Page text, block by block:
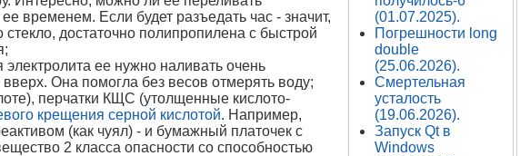
временем. Если будет разъедать час - значит,
достаточно полипропилена с быстрой
ее нужно наливать очень
Она помогла без весов отмерять воду;
перчатки КЩС (утолщенные кислото-
крещения серной кислотой. Например,
(как чуял) - и бумажный платочек с
2 класса опасности со способностью
(01.07.2025).
Погрешности long
double
(25.06.2026).
Смертельная
усталость
(19.06.2026).
Запуск Qt в
Windows